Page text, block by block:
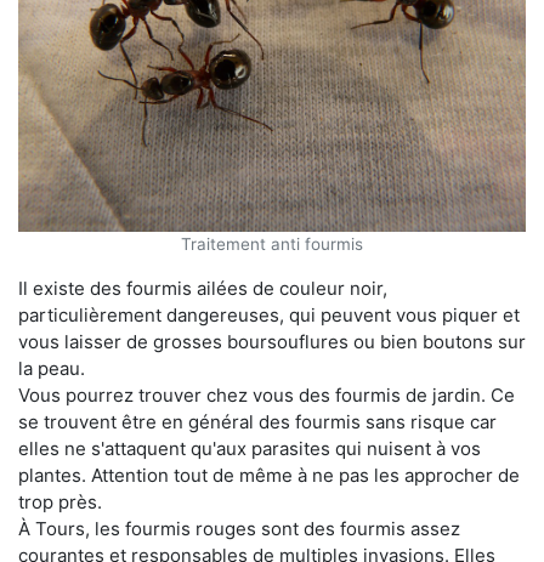
Traitement anti fourmis
Il existe des fourmis ailées de couleur noir,
particulièrement dangereuses, qui peuvent vous piquer et
vous laisser de grosses boursouflures ou bien boutons sur
la peau.
Vous pourrez trouver chez vous des fourmis de jardin. Ce
se trouvent être en général des fourmis sans risque car
elles ne s'attaquent qu'aux parasites qui nuisent à vos
plantes. Attention tout de même à ne pas les approcher de
trop près.
À Tours, les fourmis rouges sont des fourmis assez
courantes et responsables de multiples invasions. Elles